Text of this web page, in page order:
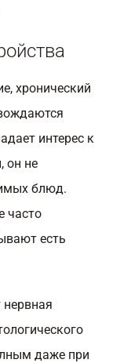
хронический
интерес к
он не
блюд.
часто
есть
даже при